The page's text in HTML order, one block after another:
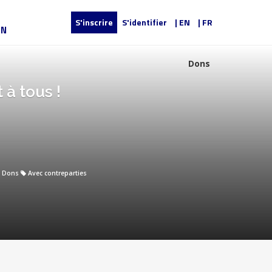
S'inscrire S'identifier | EN | FR
à tous !
Dons Avec contreparties
Dons